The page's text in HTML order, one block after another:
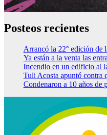
Posteos recientes
Arrancó la 22° edición de
Ya están a la venta las
Incendio en un edificio al
Tuli Acosta apuntó contra
Condenaron a 10 años de